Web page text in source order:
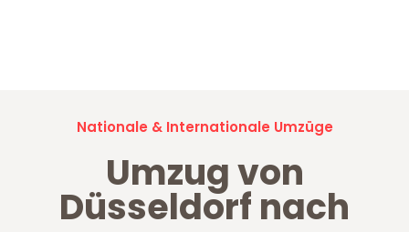
Nationale & Internationale Umzüge
Umzug von
Düsseldorf nach